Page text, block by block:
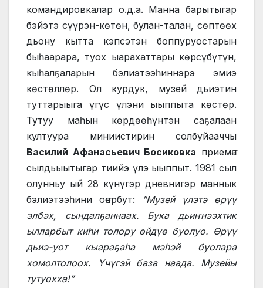
командировкалар о.д.а. Манна барытыгар
бэйэтэ сүүрэн-көтөн, булан-талан, сөптөөх
дьону кытта кэпсэтэн боппуруостарын
быһаарара, туох ыарахаттары көрсүбүтүн,
кыһалҕаларын бэлиэтээһиннэрэ эмиэ
көстөллөр. Ол курдук, музей дьиэтин
туттарыыга үгүс үлэни ыыппыта көстөр.
Тутуу маһын көрдөөһүнтэн саҕалаан
култуура миниистирин солбуйааччы
Василий Афанасьевич Босиковка приемҥа
сылдьыытыгар тиийэ үлэ ыыппыт. 1981 сыл
олунньу ый 28 күнүгэр дневнигэр маннык
бэлиэтээһини оҥорбут:
“Музей үлэтэ өрүү
элбэх, сындалҕаннаах. Бука дьиҥнээхтик
ылларбыт киһи толору өйдүө буолуо. Өрүү
дьиэ-уот кыараҕаһа мэһэй буолара
хомолтолоох. Үчүгэй база наада. Музейы
тутуохха!”